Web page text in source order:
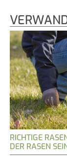
RICHTIGE
DER RASEN